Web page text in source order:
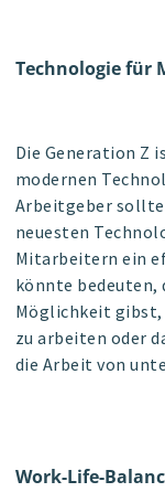
Technologie für
Die Generation Z
modernen
Arbeitgeber
neuesten
Mitarbeitern ein
könnte bedeuten,
Möglichkeit gibst,
zu arbeiten oder
die Arbeit von
Work-Life-